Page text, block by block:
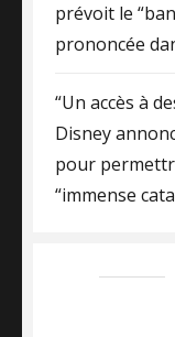
prévoit le
prononcée
“Un accès à
Disney
pour
“immense